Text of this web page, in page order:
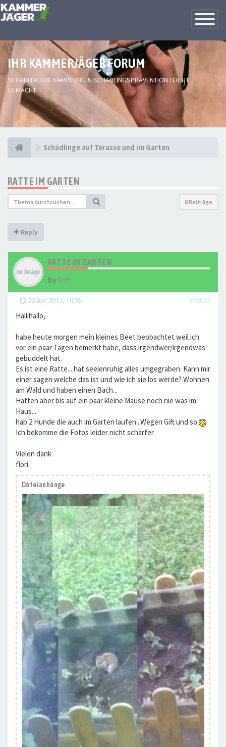
Toggle
IHR KAMMERJÄGER FORUM
SCHÄDLINGSBEKÄMPFUNG & SCHÄDLINGSPRÄVENTION LEICHT
GEMACHT
Schädlinge auf Terasse und im Garten
RATTE IM GARTEN
8 Beiträge
Reply
RATTE IM GARTEN
By flori
- 20 Apr 2017, 10:36
#28063
Hallihallo,
habe heute morgen mein kleines Beet beobachtet weil ich
vor ein paar Tagen bemerkt habe, dass irgendwer/irgendwas
gebuddelt hat.
Es ist eine Ratte....hat seelenruhig alles umgegraben. Kann mir
einer sagen welche das ist und wie ich sie los werde? Wohnen
am Wald und haben einen Bach...
Hatten aber bis auf ein paar kleine Mäuse noch nie was im
Haus....
hab 2 Hunde die auch im Garten laufen...Wegen Gift und so
Ich bekomme die Fotos leider nicht schärfer.
Vielen dank
flori
Dateianhänge